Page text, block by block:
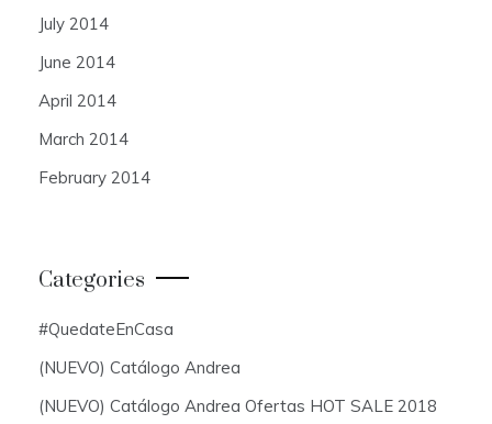
July 2014
June 2014
April 2014
March 2014
February 2014
Categories
#QuedateEnCasa
(NUEVO) Catálogo Andrea
(NUEVO) Catálogo Andrea Ofertas HOT SALE 2018